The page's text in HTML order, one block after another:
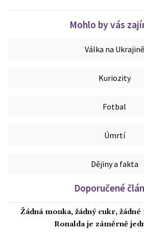
Mohlo by vás
Válka na Ukrajině
Kuriozity
Fotbal
Úmrtí
Dějiny a fakta
Doporučené
Žádná mouka, žádný cukr,
Ronalda je záměrně